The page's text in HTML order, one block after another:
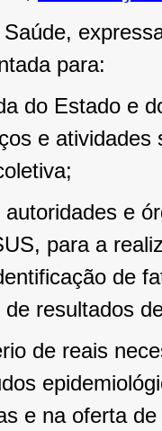
para:
do Estado e
e
e
para a
de
resultados
de reais
e na oferta